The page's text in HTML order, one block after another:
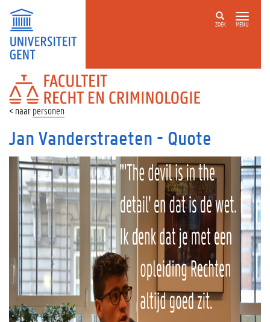
ZOEK MENU
FACULTEIT
RECHT
EN
CRIMINOLOGIE
personen
Jan Vanderstraeten - Quote